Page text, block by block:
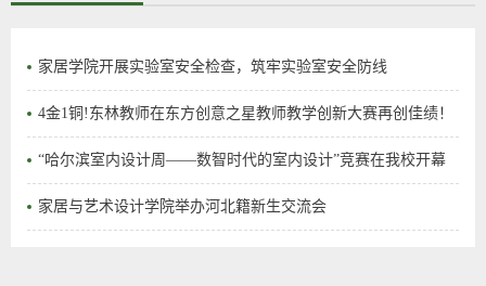
家居学院开展实验室安全检查，筑牢实验室安全防线
4金1铜!东林教师在东方创意之星教师教学创新大赛再创佳绩！
“哈尔滨室内设计周——数智时代的室内设计”竞赛在我校开幕
家居与艺术设计学院举办河北籍新生交流会